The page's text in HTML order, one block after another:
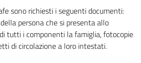
sono richiesti i seguenti documenti:
persona che si presenta allo
tutti i componenti la famiglia, fotocopie
di circolazione a loro intestati.